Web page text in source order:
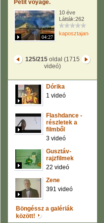
Petit voyage.
04:27
10 éve
Látták:262
kaposztajanos
125/215 oldal (1715
videó)
Dórika
1 videó
Flashdance -
részletek a
filmből
3 videó
Gusztáv-
rajzfilmek
22 videó
Zene
391 videó
Böngéssz a galériák
között!